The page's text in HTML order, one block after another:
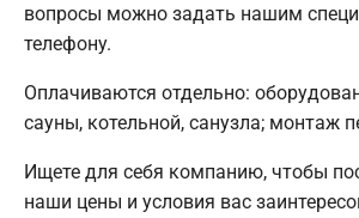
вопросы можно задать нашим
телефону.
Оплачиваются отдельно:
сауны, котельной, санузла; монтаж
Ищете для себя компанию, чтобы
наши цены и условия вас